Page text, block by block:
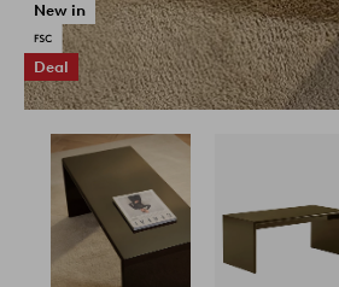
New in
Deal